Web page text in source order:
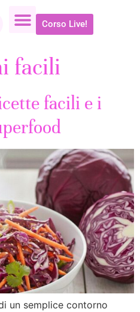
Corso Live!
facili
facili e i
un semplice contorno